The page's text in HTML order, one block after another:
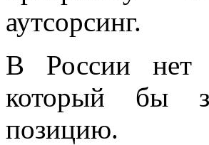
аутсорсинг.
В России нет
который бы
позицию.